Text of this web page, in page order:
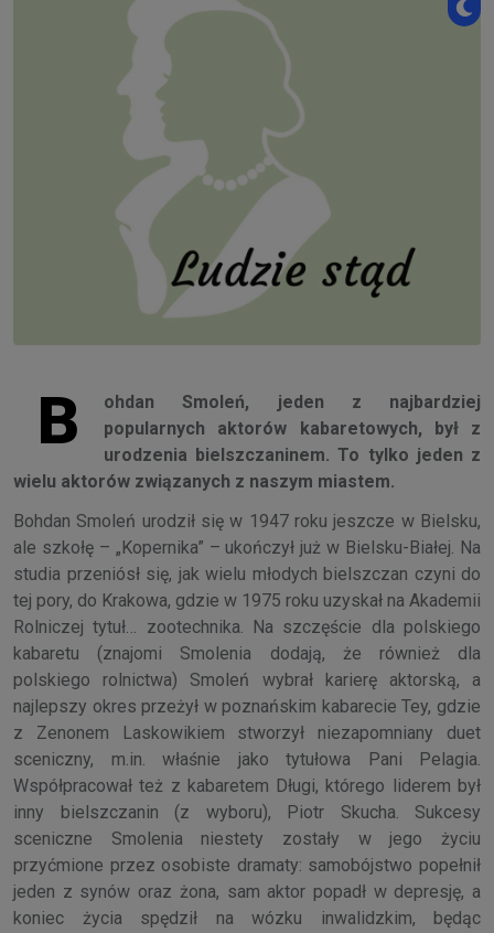
B
ohdan Smoleń, jeden z najbardziej
popularnych aktorów kabaretowych, był z
urodzenia bielszczaninem. To tylko jeden z
wielu aktorów związanych z naszym miastem.
Bohdan Smoleń urodził się w 1947 roku jeszcze w Bielsku,
ale szkołę – „Kopernika” – ukończył już w Bielsku-Białej. Na
studia przeniósł się, jak wielu młodych bielszczan czyni do
tej pory, do Krakowa, gdzie w 1975 roku uzyskał na Akademii
Rolniczej tytuł… zootechnika. Na szczęście dla polskiego
kabaretu (znajomi Smolenia dodają, że również dla
polskiego rolnictwa) Smoleń wybrał karierę aktorską, a
najlepszy okres przeżył w poznańskim kabarecie Tey, gdzie
z Zenonem Laskowikiem stworzył niezapomniany duet
sceniczny, m.in. właśnie jako tytułowa Pani Pelagia.
Współpracował też z kabaretem Długi, którego liderem był
inny bielszczanin (z wyboru), Piotr Skucha. Sukcesy
sceniczne Smolenia niestety zostały w jego życiu
przyćmione przez osobiste dramaty: samobójstwo popełnił
jeden z synów oraz żona, sam aktor popadł w depresję, a
koniec życia spędził na wózku inwalidzkim, będąc